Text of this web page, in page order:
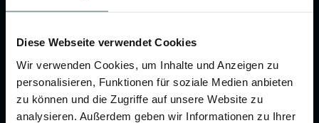
Diese Webseite verwendet Cookies
Wir verwenden Cookies, um Inhalte und Anzeigen zu
personalisieren, Funktionen für soziale Medien anbieten
zu können und die Zugriffe auf unsere Website zu
analysieren. Außerdem geben wir Informationen zu Ihrer
um das Thema Bestattung &
Vorsorge.
Jetzt beraten lassen